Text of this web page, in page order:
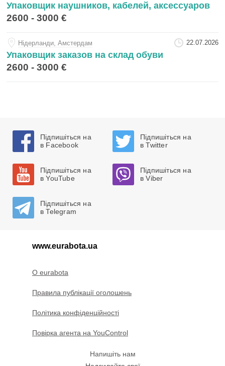
Упаковщик наушников, кабелей, аксессуаров
2600 - 3000 €
Нiдерланди, Амстердам 22.07.2026
Упаковщик заказов на склад обуви
2600 - 3000 €
Підпишіться на
в Facebook
Підпишіться на
в Twitter
Підпишіться на
в YouTube
Підпишіться на
в Viber
Підпишіться на
в Telegram
www.eurabota.ua
O eurabota
Правила публікації оголошень
Політика конфіденційності
Повірка агента на YouControl
Напишіть нам